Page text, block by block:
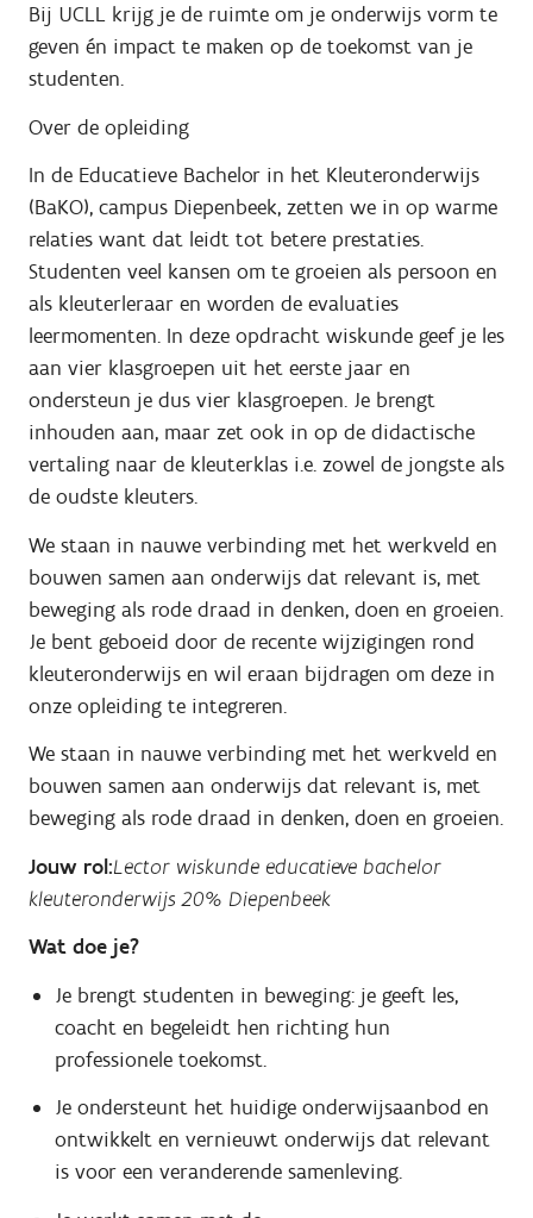
Bij UCLL krijg je de ruimte om je onderwijs vorm te
geven én impact te maken op de toekomst van je
studenten.
Over de opleiding
In de Educatieve Bachelor in het Kleuteronderwijs
(BaKO), campus Diepenbeek, zetten we in op warme
relaties want dat leidt tot betere prestaties.
Studenten veel kansen om te groeien als persoon en
als kleuterleraar en worden de evaluaties
leermomenten. In deze opdracht wiskunde geef je les
aan vier klasgroepen uit het eerste jaar en
ondersteun je dus vier klasgroepen. Je brengt
inhouden aan, maar zet ook in op de didactische
vertaling naar de kleuterklas i.e. zowel de jongste als
de oudste kleuters.
We staan in nauwe verbinding met het werkveld en
bouwen samen aan onderwijs dat relevant is, met
beweging als rode draad in denken, doen en groeien.
Je bent geboeid door de recente wijzigingen rond
kleuteronderwijs en wil eraan bijdragen om deze in
onze opleiding te integreren.
We staan in nauwe verbinding met het werkveld en
bouwen samen aan onderwijs dat relevant is, met
beweging als rode draad in denken, doen en groeien.
Jouw rol:Lector wiskunde educatieve bachelor
kleuteronderwijs 20% Diepenbeek
Wat doe je?
Je brengt studenten in beweging: je geeft les,
coacht en begeleidt hen richting hun
professionele toekomst.
Je ondersteunt het huidige onderwijsaanbod en
ontwikkelt en vernieuwt onderwijs dat relevant
is voor een veranderende samenleving.